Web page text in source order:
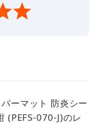
ーマット 防炎シー
(PEFS-070-J)のレ